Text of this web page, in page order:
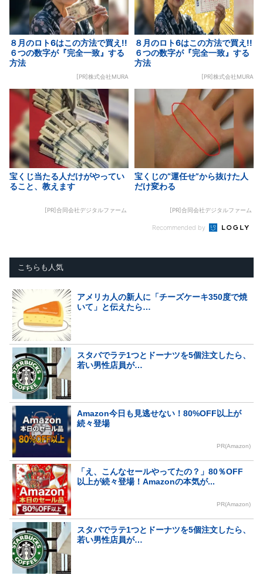
８月のロト6はこの方法で買え!!
６つの数字が『完全一致』する
方法
[PR]株式会社MURA
８月のロト6はこの方法で買え!!
６つの数字が『完全一致』する
方法
[PR]株式会社MURA
宝くじ当たる人だけがやってい
ること、教えます
[PR]合同会社デジタルファーム
宝くじの“運任せ”から抜けた人
だけ変わる
[PR]合同会社デジタルファーム
Recommended by
こちらも人気
アメリカ人の新人に「チーズケーキ350度で焼
いて」と伝えたら…
スタバでラテ1つとドーナツを5個注文したら、
若い男性店員が…
Amazon今日も見逃せない！80%OFF以上が
続々登場
PR(Amazon)
「え、こんなセールやってたの？」80％OFF
以上が続々登場！Amazonの本気が...
PR(Amazon)
スタバでラテ1つとドーナツを5個注文したら、
若い男性店員が…